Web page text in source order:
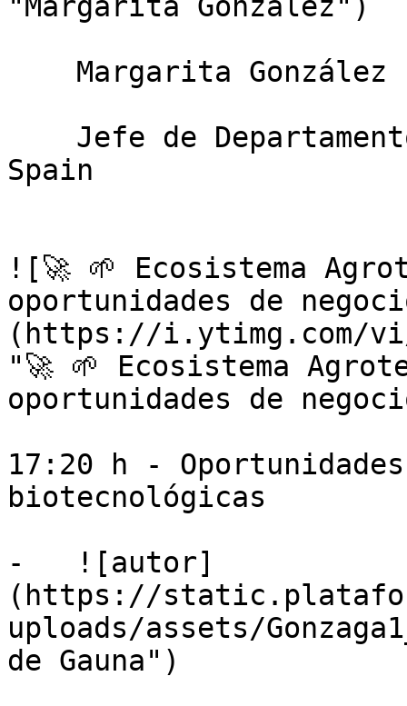
Spain
![🚀 🌱 Ecosistema
oportunidades de
(https://i.ytimg.com/vi/
"🚀 🌱 Ecosistema
oportunidades de
17:20 h -
biotecnológicas
-   ![autor]
(https://
uploads/assets/
de Gauna")